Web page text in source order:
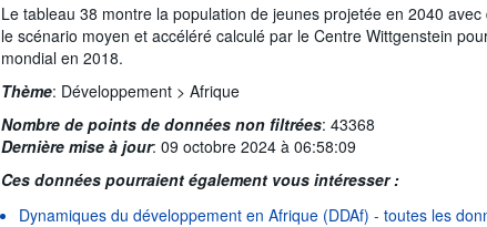
Le tableau 38 montre la population de jeunes projetée en 2040
le scénario moyen et accéléré calculé par le Centre Wittgenstein
mondial en 2018.
Thème: Développement >Afrique
Nombre de points de données non filtrées:43368
Dernière mise à jour:09 octobre 2024 à 06:58:09
Ces données pourraient également vous intéresser :
Dynamiques du développement en Afrique (DDAf) - toutes les